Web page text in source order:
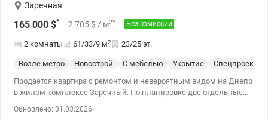
Заречная
165 000 $* 2 705 $ / м2* Без комиссии
2 комнаты 61/33/9 м2 23/25 эт.
Возле метро Новострой С мебелью Укрытие Спецпроект
Продается квартира с ремонтом и невероятным видом на Днепр
в жилом комплексе Заречный. По планировке две отдельные
Обновлено: 31.03.2026